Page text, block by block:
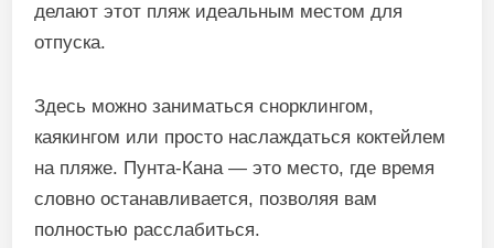
делают этот пляж идеальным местом для
отпуска.
Здесь можно заниматься снорклингом,
каякингом или просто наслаждаться коктейлем
на пляже. Пунта-Кана — это место, где время
словно останавливается, позволяя вам
полностью расслабиться.